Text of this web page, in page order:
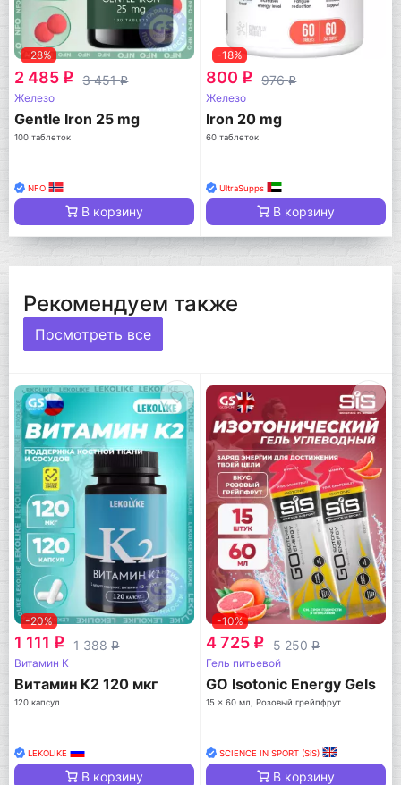
-28%
2 485 q 3 451q
Железо
Gentle Iron 25 mg
100 таблеток
NFO
В корзину
-18%
800 q 976q
Железо
Iron 20 mg
60 таблеток
UltraSupps
В корзину
Рекомендуем также
Посмотреть все
-20%
1 111 q 1 388q
Витамин K
Витамин К2 120 мкг
120 капсул
LEKOLIKE
В корзину
-10%
4 725 q 5 250q
Гель питьевой
GO Isotonic Energy Gels
15 x 60 мл, Розовый грейпфрут
SCIENCE IN SPORT (SiS)
В корзину